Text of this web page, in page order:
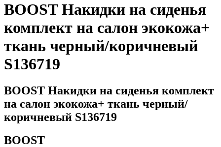
BOOST Накидки на сиденья
комплект на салон экокожа+
ткань черный/коричневый
S136719
BOOST Накидки на сиденья комплект
на салон экокожа+ ткань черный/
коричневый S136719
BOOST